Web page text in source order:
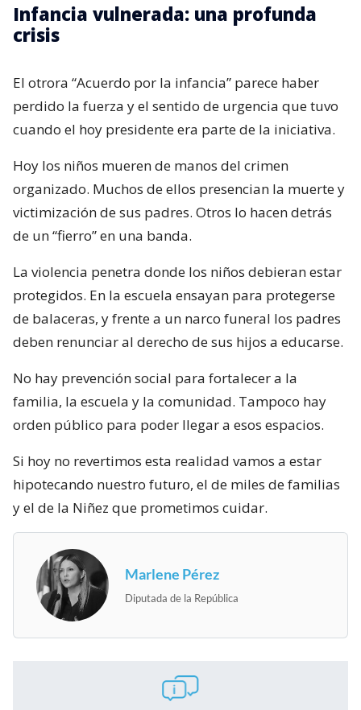
Infancia vulnerada: una profunda
crisis
El otrora “Acuerdo por la infancia” parece haber
perdido la fuerza y el sentido de urgencia que tuvo
cuando el hoy presidente era parte de la iniciativa.
Hoy los niños mueren de manos del crimen
organizado. Muchos de ellos presencian la muerte y
victimización de sus padres. Otros lo hacen detrás
de un “fierro” en una banda.
La violencia penetra donde los niños debieran estar
protegidos. En la escuela ensayan para protegerse
de balaceras, y frente a un narco funeral los padres
deben renunciar al derecho de sus hijos a educarse.
No hay prevención social para fortalecer a la
familia, la escuela y la comunidad. Tampoco hay
orden público para poder llegar a esos espacios.
Si hoy no revertimos esta realidad vamos a estar
hipotecando nuestro futuro, el de miles de familias
y el de la Niñez que prometimos cuidar.
Marlene Pérez
Diputada de la República